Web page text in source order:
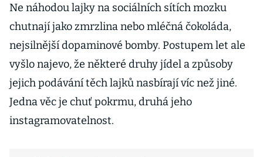
Ne náhodou lajky na sociálních sítích mozku
chutnají jako zmrzlina nebo mléčná čokoláda,
nejsilnější dopaminové bomby. Postupem let ale
vyšlo najevo, že některé druhy jídel a způsoby
jejich podávání těch lajků nasbírají víc než jiné.
Jedna věc je chuť pokrmu, druhá jeho
instagramovatelnost.